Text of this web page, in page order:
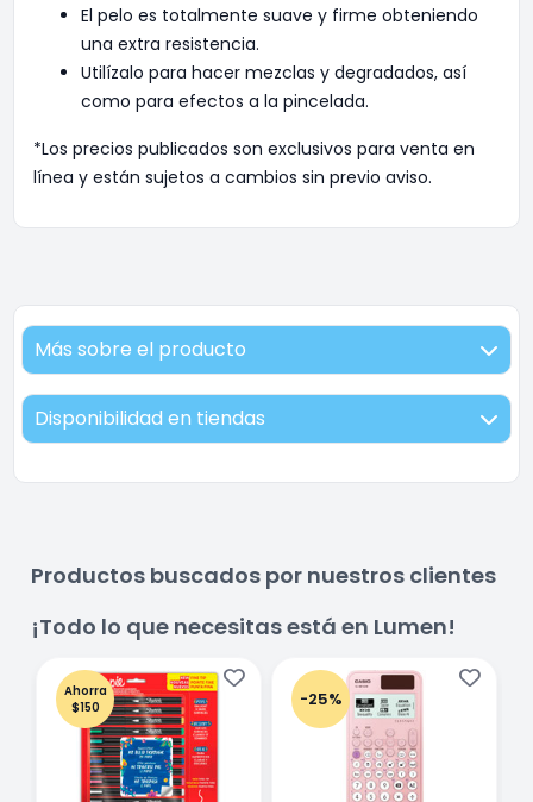
El pelo es totalmente suave y firme obteniendo
una extra resistencia.
Utilízalo para hacer mezclas y degradados, así
como para efectos a la pincelada.
*Los precios publicados son exclusivos para venta en
línea y están sujetos a cambios sin previo aviso.
Más sobre el producto
Disponibilidad en tiendas
Productos buscados por nuestros clientes
¡Todo lo que necesitas está en Lumen!
Ahorra
$150
-25%